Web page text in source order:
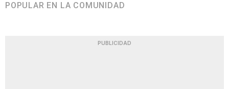
POPULAR EN LA COMUNIDAD
PUBLICIDAD